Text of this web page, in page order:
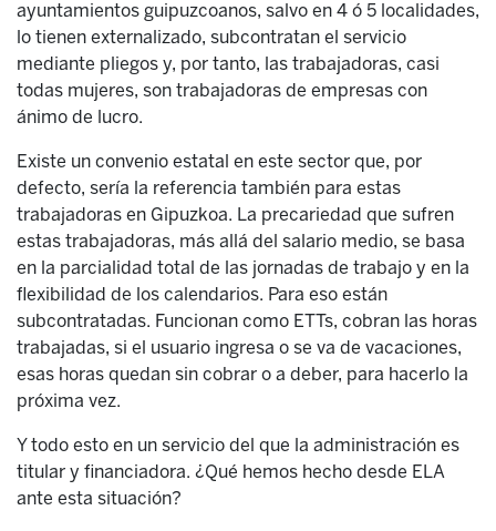
ayuntamientos guipuzcoanos, salvo en 4 ó 5 localidades,
lo tienen externalizado, subcontratan el servicio
mediante pliegos y, por tanto, las trabajadoras, casi
todas mujeres, son trabajadoras de empresas con
ánimo de lucro.
Existe un convenio estatal en este sector que, por
defecto, sería la referencia también para estas
trabajadoras en Gipuzkoa. La precariedad que sufren
estas trabajadoras, más allá del salario medio, se basa
en la parcialidad total de las jornadas de trabajo y en la
flexibilidad de los calendarios. Para eso están
subcontratadas. Funcionan como ETTs, cobran las horas
trabajadas, si el usuario ingresa o se va de vacaciones,
esas horas quedan sin cobrar o a deber, para hacerlo la
próxima vez.
Y todo esto en un servicio del que la administración es
titular y financiadora. ¿Qué hemos hecho desde ELA
ante esta situación?